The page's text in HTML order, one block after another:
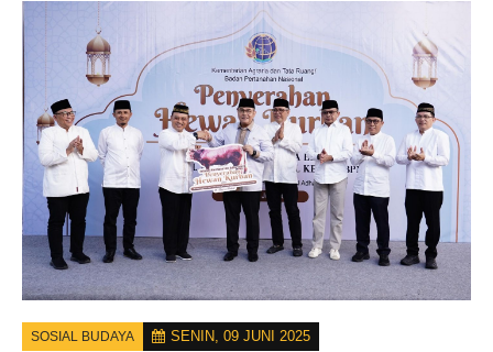
SOSIAL BUDAYA SENIN, 09 JUNI 2025